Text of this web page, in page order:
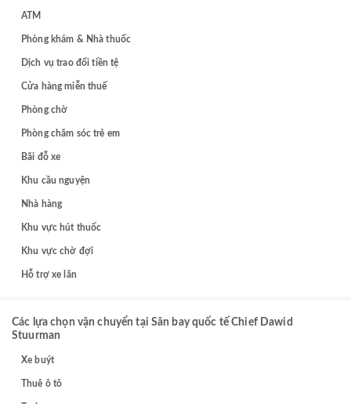
ATM
Phòng khám & Nhà thuốc
Dịch vụ trao đổi tiền tệ
Cửa hàng miễn thuế
Phòng chờ
Phòng chăm sóc trẻ em
Bãi đỗ xe
Khu cầu nguyện
Nhà hàng
Khu vực hút thuốc
Khu vực chờ đợi
Hỗ trợ xe lăn
Các lựa chọn vận chuyển tại Sân bay quốc tế Chief Dawid
Stuurman
Xe buýt
Thuê ô tô